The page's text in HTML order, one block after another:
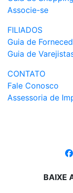
Associe-se
FILIADOS
Guia de
Guia de
CONTATO
Fale Conosco
Assessoria de
BAIXE